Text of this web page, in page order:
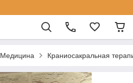
Медицина Краниосакральная